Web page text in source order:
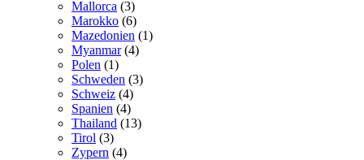
Mallorca (3)
Marokko (6)
Mazedonien (1)
Myanmar(4)
Polen (1)
Schweden (3)
Schweiz (4)
Spanien (4)
Thailand (13)
Tirol (3)
Zypern (4)